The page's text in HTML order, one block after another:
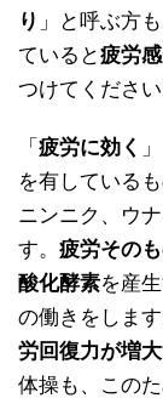
り 」と呼ぶ方
ていると疲労
つけてください
「 疲労に効く
を有している
ニンニク、ウ
す。 疲労その
酸化酵素を産
の働きをしま
労回復力が増大
体操も、この